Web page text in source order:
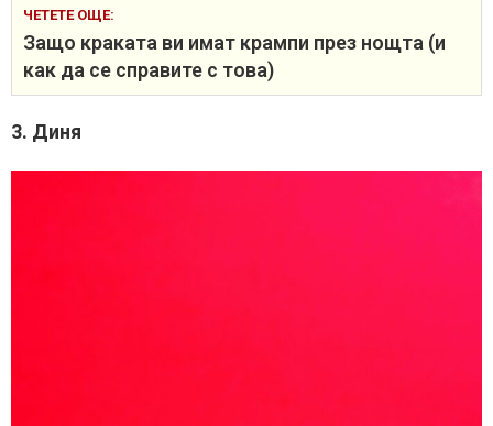
ЧЕТЕТЕ ОЩЕ:
Защо краката ви имат крампи през нощта (и
как да се справите с това)
3. Диня